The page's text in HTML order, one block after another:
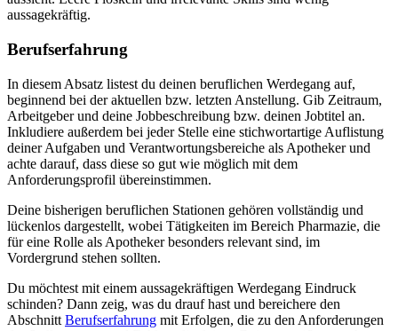
aussagekräftig.
Berufserfahrung
In diesem Absatz listest du deinen beruflichen Werdegang auf,
beginnend bei der aktuellen bzw. letzten Anstellung. Gib Zeitraum,
Arbeitgeber und deine Jobbeschreibung bzw. deinen Jobtitel an.
Inkludiere außerdem bei jeder Stelle eine stichwortartige Auflistung
deiner Aufgaben und Verantwortungsbereiche als Apotheker und
achte darauf, dass diese so gut wie möglich mit dem
Anforderungsprofil übereinstimmen.
Deine bisherigen beruflichen Stationen gehören vollständig und
lückenlos dargestellt, wobei Tätigkeiten im Bereich Pharmazie, die
für eine Rolle als Apotheker besonders relevant sind, im
Vordergrund stehen sollten.
Du möchtest mit einem aussagekräftigen Werdegang Eindruck
schinden? Dann zeig, was du drauf hast und bereichere den
Abschnitt Berufserfahrung mit Erfolgen, die zu den Anforderungen